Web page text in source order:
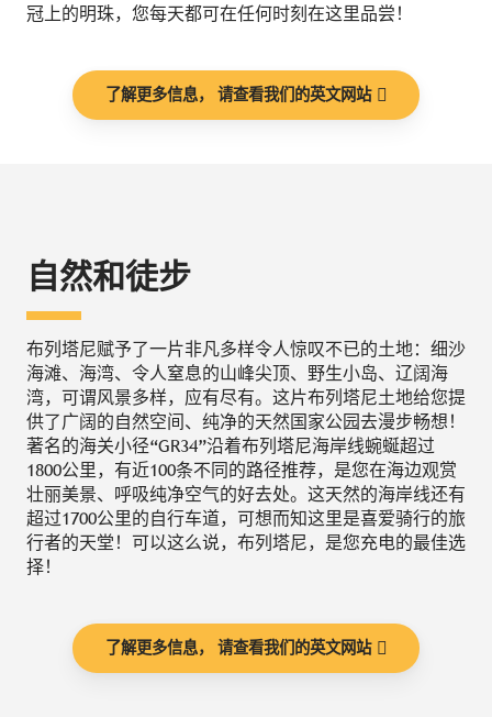
冠上的明珠，您每天都可在任何时刻在这里品尝！
了解更多信息， 请查看我们的英文网站
自然和徒步
布列塔尼赋予了一片非凡多样令人惊叹不已的土地：细沙
海滩、海湾、令人窒息的山峰尖顶、野生小岛、辽阔海
湾，可谓风景多样，应有尽有。这片布列塔尼土地给您提
供了广阔的自然空间、纯净的天然国家公园去漫步畅想！
著名的海关小径“GR34”沿着布列塔尼海岸线蜿蜒超过
1800公里，有近100条不同的路径推荐，是您在海边观赏
壮丽美景、呼吸纯净空气的好去处。这天然的海岸线还有
超过1700公里的自行车道，可想而知这里是喜爱骑行的旅
行者的天堂！可以这么说，布列塔尼，是您充电的最佳选
择！
了解更多信息， 请查看我们的英文网站